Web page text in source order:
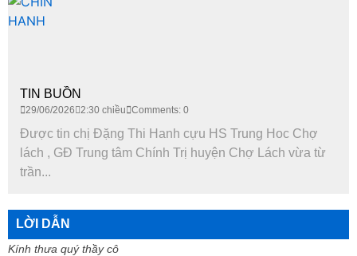
TIN BUỒN
29/06/2026 2:30 chiều Comments: 0
Được tin chị Đặng Thi Hanh cựu HS Trung Hoc Chợ
lách , GĐ Trung tâm Chính Trị huyện Chợ Lách vừa từ
trần...
LỜI DẪN
Kính thưa quý thầy cô